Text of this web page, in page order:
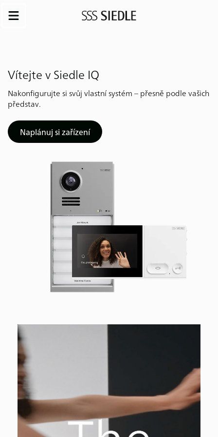
Vítejte v Siedle IQ
Nakonfigurujte si svůj vlastní systém – přesně podle vašich
představ.
Naplánuj si zařízení